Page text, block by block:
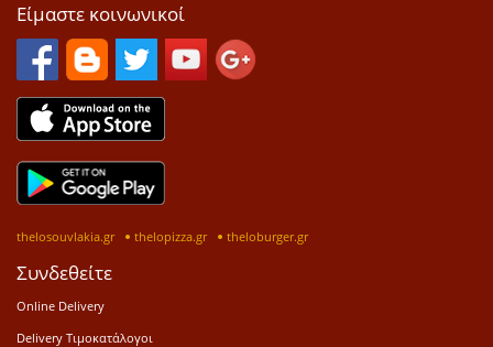
Είμαστε κοινωνικοί
thelosouvlakia.gr thelopizza.gr theloburger.gr
Συνδεθείτε
Online Delivery
Delivery Τιμοκατάλογοι